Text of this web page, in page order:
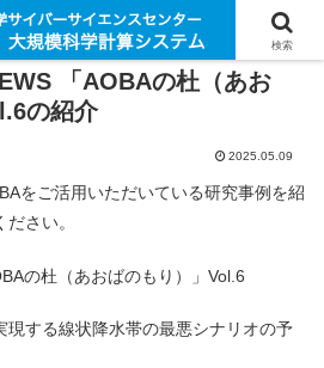
「AOBAの杜（あお
の紹介
2025.05.09
をご活用いただいている研究事例を紹
さい。
の杜（あおばのもり）」Vol.6
現する線状降水帯の最悪シナリオの予
検索